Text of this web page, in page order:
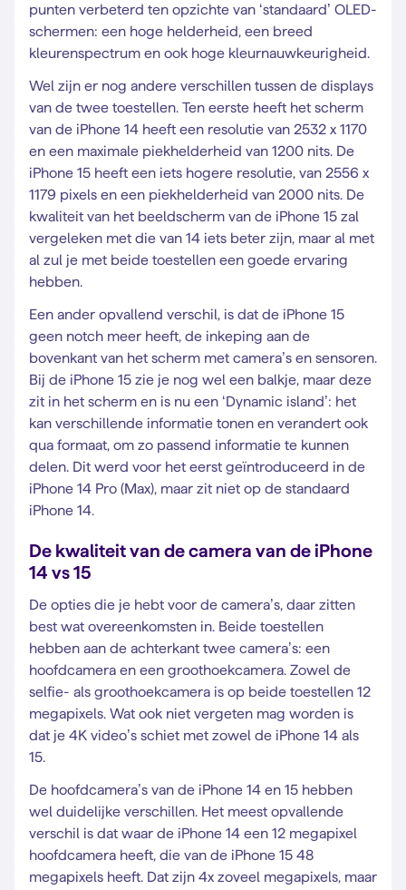
punten verbeterd ten opzichte van ‘standaard’ OLED-
schermen: een hoge helderheid, een breed
kleurenspectrum en ook hoge kleurnauwkeurigheid.
Wel zijn er nog andere verschillen tussen de displays
van de twee toestellen. Ten eerste heeft het scherm
van de iPhone 14 heeft een resolutie van 2532 x 1170
en een maximale piekhelderheid van 1200 nits. De
iPhone 15 heeft een iets hogere resolutie, van 2556 x
1179 pixels en een piekhelderheid van 2000 nits. De
kwaliteit van het beeldscherm van de iPhone 15 zal
vergeleken met die van 14 iets beter zijn, maar al met
al zul je met beide toestellen een goede ervaring
hebben.
Een ander opvallend verschil, is dat de iPhone 15
geen notch meer heeft, de inkeping aan de
bovenkant van het scherm met camera’s en sensoren.
Bij de iPhone 15 zie je nog wel een balkje, maar deze
zit in het scherm en is nu een ‘Dynamic island’: het
kan verschillende informatie tonen en verandert ook
qua formaat, om zo passend informatie te kunnen
delen. Dit werd voor het eerst geïntroduceerd in de
iPhone 14 Pro (Max), maar zit niet op de standaard
iPhone 14.
De kwaliteit van de camera van de iPhone
14 vs 15
De opties die je hebt voor de camera’s, daar zitten
best wat overeenkomsten in. Beide toestellen
hebben aan de achterkant twee camera’s: een
hoofdcamera en een groothoekcamera. Zowel de
selfie- als groothoekcamera is op beide toestellen 12
megapixels. Wat ook niet vergeten mag worden is
dat je 4K video’s schiet met zowel de iPhone 14 als
15.
De hoofdcamera’s van de iPhone 14 en 15 hebben
wel duidelijke verschillen. Het meest opvallende
verschil is dat waar de iPhone 14 een 12 megapixel
hoofdcamera heeft, die van de iPhone 15 48
megapixels heeft. Dat zijn 4x zoveel megapixels, maar